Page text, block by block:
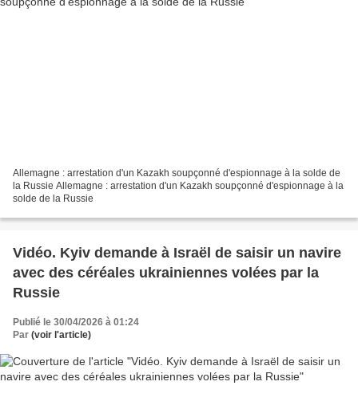
Allemagne : arrestation d'un Kazakh soupçonné d'espionnage à la solde de
la Russie Allemagne : arrestation d'un Kazakh soupçonné d'espionnage à la
solde de la Russie
Vidéo. Kyiv demande à Israël de saisir un navire
avec des céréales ukrainiennes volées par la
Russie
Publié le 30/04/2026 à 01:24
Par (voir l'article)